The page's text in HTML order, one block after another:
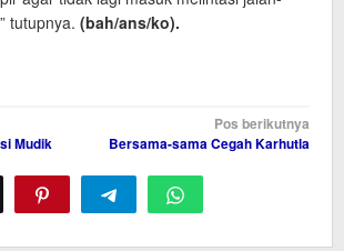
tutupnya. (bah/ans/ko).
Mudik
Pos berikutnya
Bersama-sama Cegah Karhutla